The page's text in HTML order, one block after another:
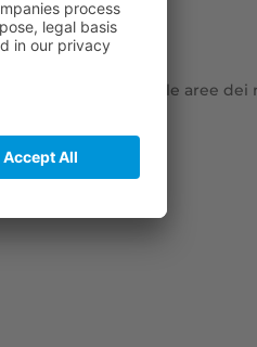
vi condurranno alle aree dei